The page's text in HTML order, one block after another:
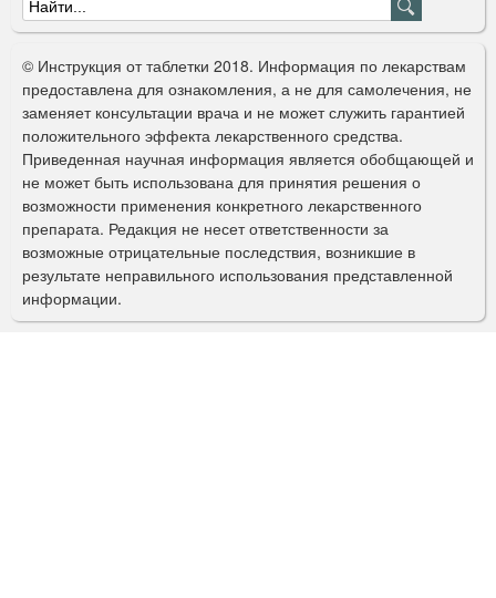
Ф
о
р
м
а
п
о
и
с
к
© Инструкция от таблетки 2018. Информация по лекарствам
предоставлена для ознакомления, а не для самолечения, не
заменяет консультации врача и не может служить гарантией
положительного эффекта лекарственного средства.
Приведенная научная информация является обобщающей и
не может быть использована для принятия решения о
возможности применения конкретного лекарственного
препарата. Редакция не несет ответственности за
возможные отрицательные последствия, возникшие в
результате неправильного использования представленной
информации.